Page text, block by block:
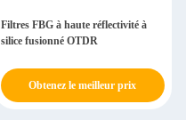
Filtres FBG à haute réflectivité à
silice fusionné OTDR
Obtenez le meilleur prix